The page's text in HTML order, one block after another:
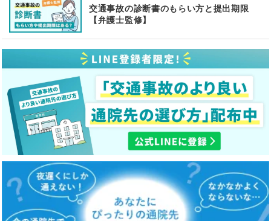
交通事故の診断書のもらい方と提出期限
【弁護士監修】